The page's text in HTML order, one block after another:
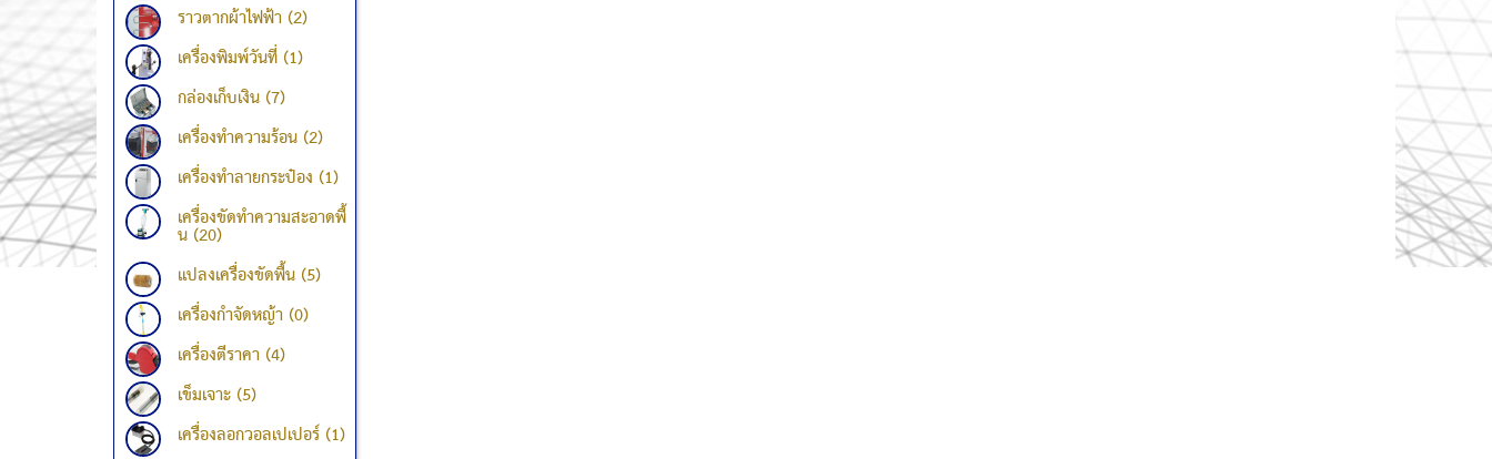
ราวตากผ้าไฟฟ้า (2)
เครื่องพิมพ์วันที่ (1)
กล่องเก็บเงิน (7)
เครื่องทำความร้อน (2)
เครื่องทำลายกระป๋อง (1)
เครื่องขัดทำความสะอาดพื้
น (20)
แปลงเครื่องขัดพื้น (5)
เครื่องกำจัดหญ้า (0)
เครื่องตีราคา (4)
เข็มเจาะ (5)
เครื่องลอกวอลเปเปอร์ (1)